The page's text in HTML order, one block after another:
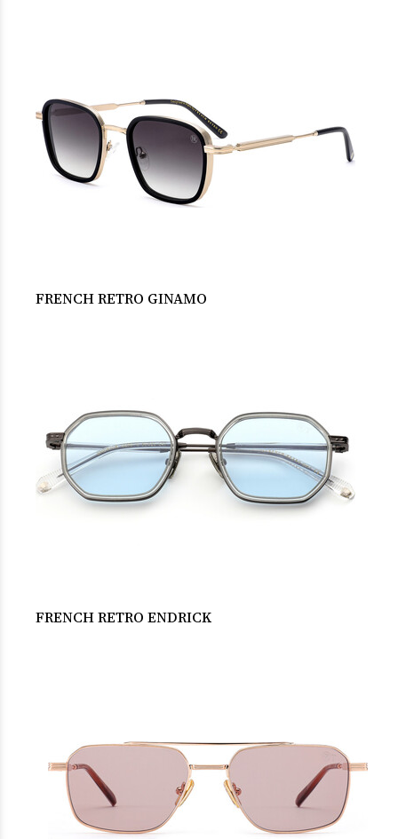
FRENCH RETRO GINAMO
FRENCH RETRO ENDRICK